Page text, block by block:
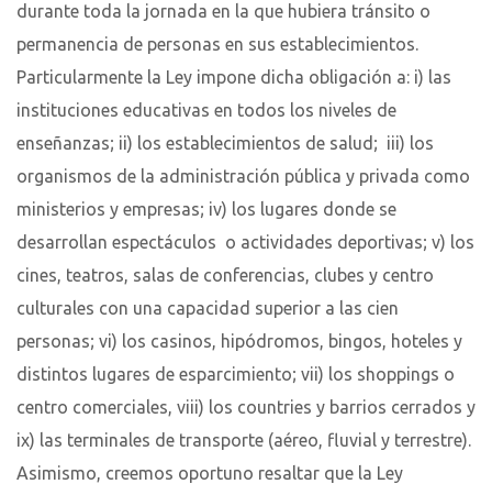
durante toda la jornada en la que hubiera tránsito o
permanencia de personas en sus establecimientos.
Particularmente la Ley impone dicha obligación a: i) las
instituciones educativas en todos los niveles de
enseñanzas; ii) los establecimientos de salud; iii) los
organismos de la administración pública y privada como
ministerios y empresas; iv) los lugares donde se
desarrollan espectáculos o actividades deportivas; v) los
cines, teatros, salas de conferencias, clubes y centro
culturales con una capacidad superior a las cien
personas; vi) los casinos, hipódromos, bingos, hoteles y
distintos lugares de esparcimiento; vii) los shoppings o
centro comerciales, viii) los countries y barrios cerrados y
ix) las terminales de transporte (aéreo, fluvial y terrestre).
Asimismo, creemos oportuno resaltar que la Ley